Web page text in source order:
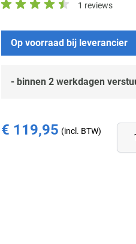
1 reviews
Op voorraad bij leverancier
- binnen 2 werkdagen
€ 119,95